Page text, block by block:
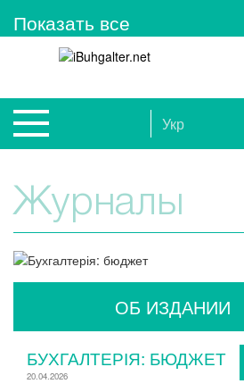
Показать все
Укр
Журналы
ОБ ИЗДАНИИ
БУХГАЛТЕРІЯ: БЮДЖЕТ
20.04.2026